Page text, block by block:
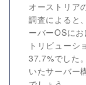
オーストリア
調査によると
ーバーOSに
トリビューシ
37.7%でした
いたサーバー